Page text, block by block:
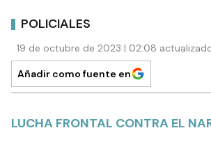
POLICIALES
19 de octubre de 2023 | 02:08
Añadir como fuente en
LUCHA FRONTAL CONTRA EL